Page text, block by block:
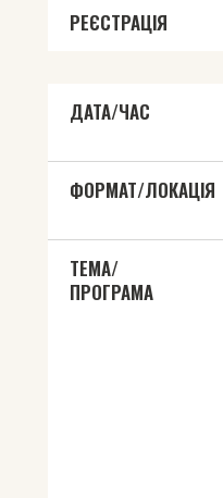
РЕЄСТРАЦІЯ
ДАТА/ЧАС
ФОРМАТ/ЛОКАЦІЯ
ТЕМА/
ПРОГРАМА